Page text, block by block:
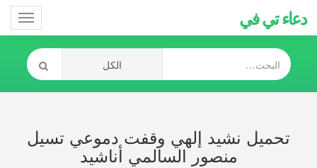
دعاء تي في
تحميل نشيد إلهي وقفت دموعي تسيل
منصور السالمي أناشيد